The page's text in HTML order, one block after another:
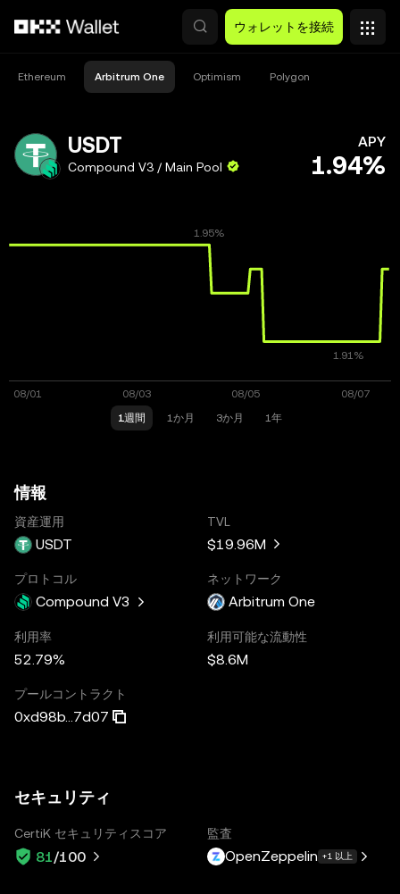
ウォレットを接続
Ethereum Arbitrum One Optimism Polygon
USDT
Compound V3 / Main Pool
APY
1.94%
1週間 1か月 3か月 1年
情報
資産運用
USDT
TVL
$19.96M
プロトコル
Compound V3
ネットワーク
Arbitrum One
利用率
52.79%
利用可能な流動性
$8.6M
プールコントラクト
0xd98b...7d07
セキュリティ
CertiK セキュリティスコア
81/100
監査
OpenZeppelin +1 以上